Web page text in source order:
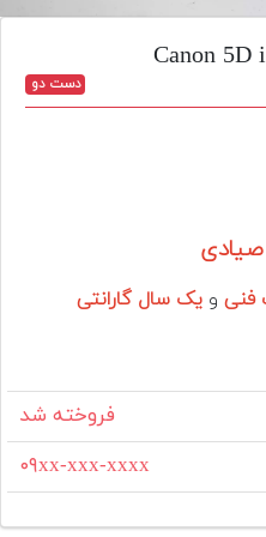
دست دو
و یک سال گارانتی
فروخته شد
۰۹xx-xxx-xxxx